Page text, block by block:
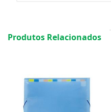
Produtos Relacionados